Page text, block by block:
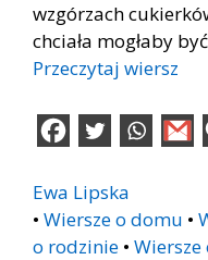
wzgórzach
chciała mogłaby
Przeczytaj wiersz
Ewa Lipska
• Wiersze o domu •
o rodzinie •